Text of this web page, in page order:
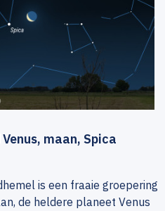
maan, Spica
is een fraaie groepering
de heldere planeet Venus